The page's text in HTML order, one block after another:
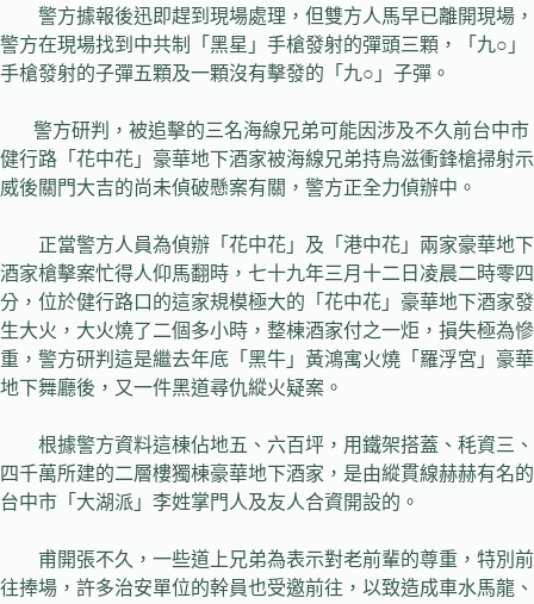
警方據報後迅即趕到現場處理，但雙方人馬早已離開現場，
警方在現場找到中共制「黑星」手槍發射的彈頭三顆，「九○」
手槍發射的子彈五顆及一顆沒有擊發的「九○」子彈。
警方研判，被追擊的三名海線兄弟可能因涉及不久前台中市
健行路「花中花」豪華地下酒家被海線兄弟持烏滋衝鋒槍掃射示
威後關門大吉的尚未偵破懸案有關，警方正全力偵辦中。
正當警方人員為偵辦「花中花」及「港中花」兩家豪華地下
酒家槍擊案忙得人仰馬翻時，七十九年三月十二日凌晨二時零四
分，位於健行路口的這家規模極大的「花中花」豪華地下酒家發
生大火，大火燒了二個多小時，整棟酒家付之一炬，損失極為慘
重，警方研判這是繼去年底「黑牛」黃鴻寓火燒「羅浮宮」豪華
地下舞廳後，又一件黑道尋仇縱火疑案。
根據警方資料這棟佔地五、六百坪，用鐵架搭蓋、秏資三、
四千萬所建的二層樓獨棟豪華地下酒家，是由縱貫線赫赫有名的
台中市「大湖派」李姓掌門人及友人合資開設的。
甫開張不久，一些道上兄弟為表示對老前輩的尊重，特別前
往捧場，許多治安單位的幹員也受邀前往，以致造成車水馬龍、